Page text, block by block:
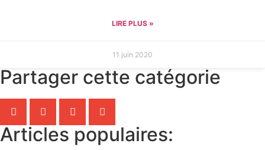
LIRE PLUS »
11 juin 2020
Partager cette catégorie
Articles populaires: